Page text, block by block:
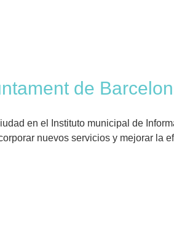
de
en el Instituto municipal de
nuevos servicios y mejorar la